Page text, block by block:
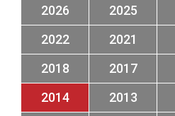
2026 2025
2022
2021
2018
2017
2014
2013